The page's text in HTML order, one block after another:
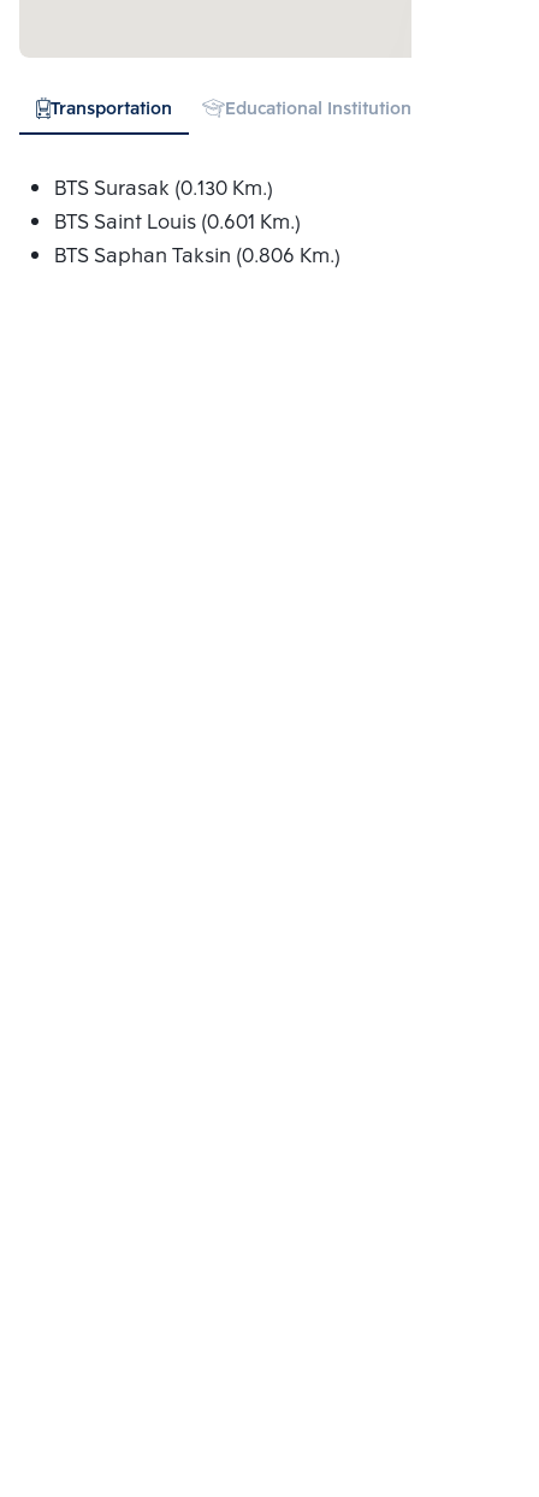
Transportation Educational Institution
BTS Surasak (0.130 Km.)
BTS Saint Louis (0.601 Km.)
BTS Saphan Taksin (0.806 Km.)